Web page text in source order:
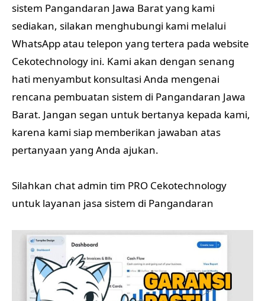
sistem Pangandaran Jawa Barat yang kami
sediakan, silakan menghubungi kami melalui
WhatsApp atau telepon yang tertera pada website
Cekotechnology ini. Kami akan dengan senang
hati menyambut konsultasi Anda mengenai
rencana pembuatan sistem di Pangandaran Jawa
Barat. Jangan segan untuk bertanya kepada kami,
karena kami siap memberikan jawaban atas
pertanyaan yang Anda ajukan.
Silahkan chat admin tim PRO Cekotechnology
untuk layanan jasa sistem di Pangandaran